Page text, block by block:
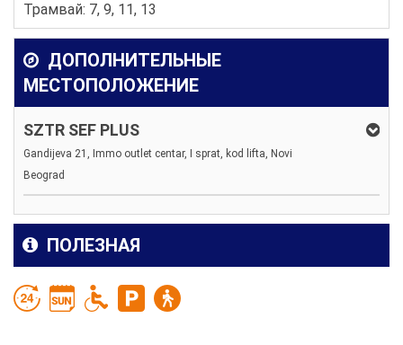
Трамвай: 7, 9, 11, 13
ДОПОЛНИТЕЛЬНЫЕ
МЕСТОПОЛОЖЕНИЕ
SZTR SEF PLUS
Gandijeva 21, Immo outlet centar, I sprat, kod lifta, Novi
Beograd
ПОЛЕЗНАЯ